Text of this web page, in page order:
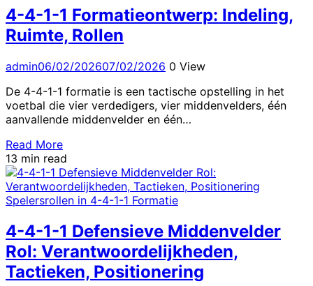
4-4-1-1 Formatieontwerp: Indeling,
Ruimte, Rollen
admin06/02/202607/02/2026 0 View
De 4-4-1-1 formatie is een tactische opstelling in het
voetbal die vier verdedigers, vier middenvelders, één
aanvallende middenvelder en één…
Read More
13 min read
Spelersrollen in 4-4-1-1 Formatie
4-4-1-1 Defensieve Middenvelder
Rol: Verantwoordelijkheden,
Tactieken, Positionering